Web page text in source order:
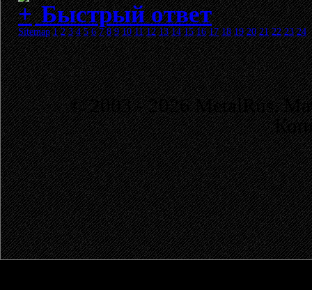
Быстрый ответ
Sitemap 1 2 3 4 5 6 7 8 9 10 11 12 13 14 15 16 17 18 19 20 21 22 23 24
© 2003 - 2026 MetalRus.